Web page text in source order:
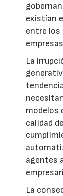
existían
entre los
La
modelos
calidad
agentes
La